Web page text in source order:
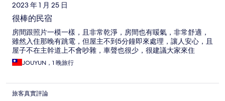
2023 年 1 月 25 日
很棒的民宿
房間跟照片一模一樣，且非常乾淨，房間也有䁔氣，非常舒適，
雖然入住那晚有跳電，但屋主不到5分鐘即來處理，讓人安心，且
屋子不在主幹道上不會吵雜，車聲也很少，很建議大家來住
JOUYUN，1 晚旅行
旅客真實評論